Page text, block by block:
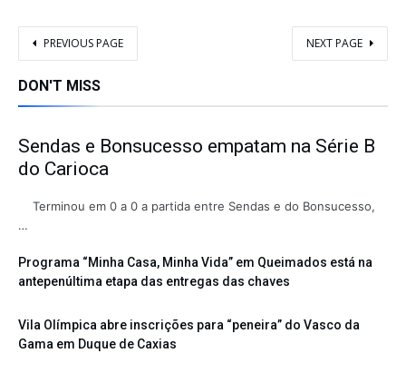
PREVIOUS PAGE NEXT PAGE
DON'T MISS
Sendas e Bonsucesso empatam na Série B
do Carioca
Terminou em 0 a 0 a partida entre Sendas e do Bonsucesso,
…
Programa “Minha Casa, Minha Vida” em Queimados está na
antepenúltima etapa das entregas das chaves
Vila Olímpica abre inscrições para “peneira” do Vasco da
Gama em Duque de Caxias